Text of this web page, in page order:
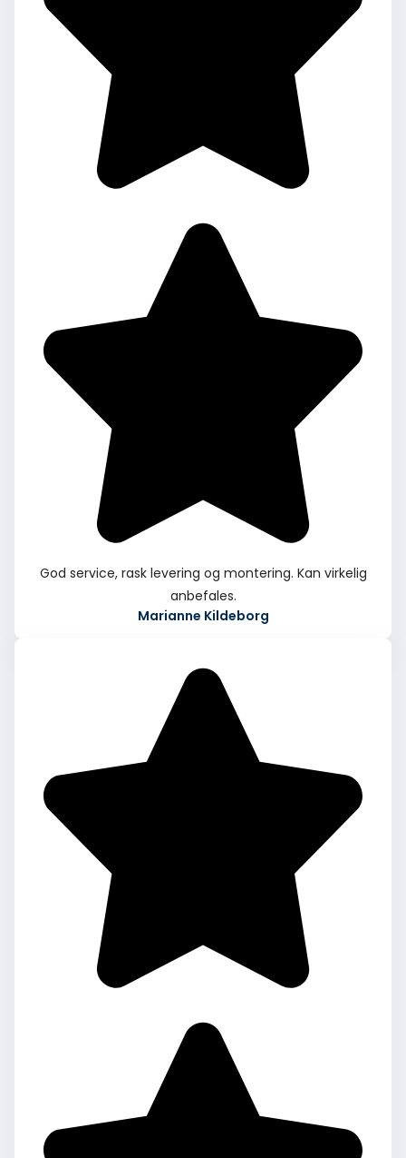
God service, rask levering og montering. Kan virkelig
anbefales.
Marianne Kildeborg